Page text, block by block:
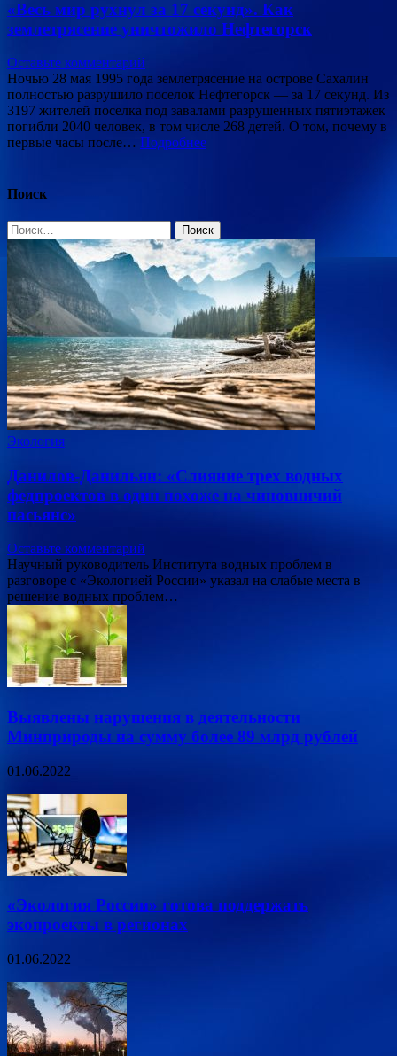
«Весь мир рухнул за 17 секунд». Как
землетрясение уничтожило Нефтегорск
Оставьте комментарий
Ночью 28 мая 1995 года землетрясение на острове Сахалин
полностью разрушило поселок Нефтегорск — за 17 секунд. Из
3197 жителей поселка под завалами разрушенных пятиэтажек
погибли 2040 человек, в том числе 268 детей. О том, почему в
первые часы после… Подробнее
Поиск
Найти:
Экология
Данилов-Данильян: «Слияние трех водных
федпроектов в один похоже на чиновничий
пасьянс»
Оставьте комментарий
Научный руководитель Института водных проблем в
разговоре с «Экологией России» указал на слабые места в
решение водных проблем…
Выявлены нарушения в деятельности
Минприроды на сумму более 89 млрд рублей
01.06.2022
«Экология России» готова поддержать
экопроекты в регионах
01.06.2022